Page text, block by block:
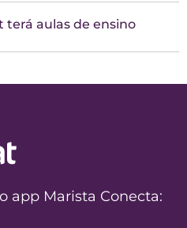
terá aulas de ensino
app Marista Conecta: